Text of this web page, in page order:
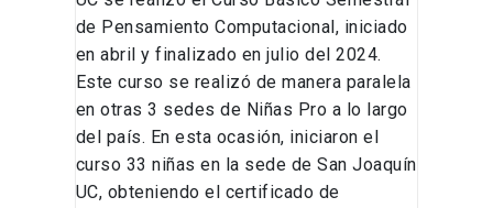
de Pensamiento Computacional, iniciado
en abril y finalizado en julio del 2024.
Este curso se realizó de manera paralela
en otras 3 sedes de Niñas Pro a lo largo
del país. En esta ocasión, iniciaron el
curso 33 niñas en la sede de San Joaquín
UC, obteniendo el certificado de